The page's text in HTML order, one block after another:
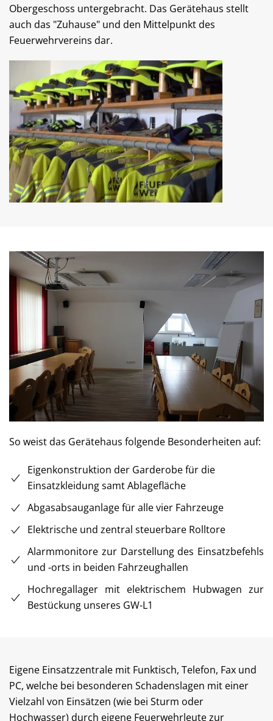
Obergeschoss untergebracht. Das Gerätehaus stellt
auch das "Zuhause" und den Mittelpunkt des
Feuerwehrvereins dar.
So weist das Gerätehaus folgende Besonderheiten auf:
Eigenkonstruktion der Garderobe für die
Einsatzkleidung samt Ablagefläche
Abgasabsauganlage für alle vier Fahrzeuge
Elektrische und zentral steuerbare Rolltore
Alarmmonitore zur Darstellung des Einsatzbefehls
und -orts in beiden Fahrzeughallen
Hochregallager mit elektrischem Hubwagen zur
Bestückung unseres GW-L1
Eigene Einsatzzentrale mit Funktisch, Telefon, Fax und
PC, welche bei besonderen Schadenslagen mit einer
Vielzahl von Einsätzen (wie bei Sturm oder
Hochwasser) durch eigene Feuerwehrleute zur